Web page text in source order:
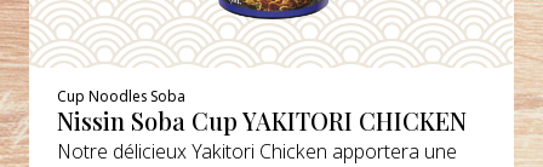
Cup Noodles Soba
Nissin Soba Cup YAKITORI CHICKEN
Notre délicieux Yakitori Chicken apportera une